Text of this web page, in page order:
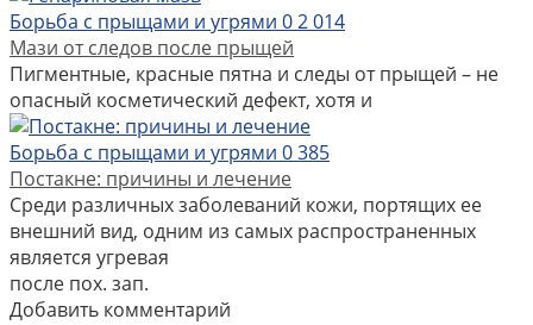
Борьба с прыщами и угрями 02 014
Мази от следов после прыщей
Пигментные, красные пятна и следы от прыщей – не
опасный косметический дефект, хотя и
Борьба с прыщами и угрями 0385
Постакне: причины и лечение
Среди различных заболеваний кожи, портящих ее
внешний вид, одним из самых распространенных
является угревая
после пох. зап.
Добавить комментарий